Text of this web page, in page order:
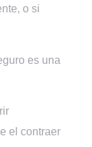
o si
es una
el contraer